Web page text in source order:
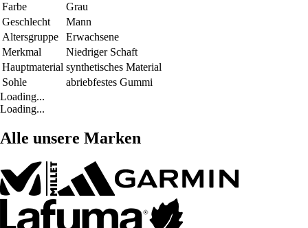
Farbe
Grau
Geschlecht
Mann
Altersgruppe
Erwachsene
Merkmal
Niedriger Schaft
Hauptmaterial synthetisches Material
Sohle
abriebfestes Gummi
Loading...
Loading...
Alle unsere Marken